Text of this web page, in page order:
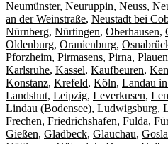
Neumünster, Neuruppin, Neuss,
an der Weinstraße, Neustadt bei
Nürnberg, Nürtingen, Oberhausen,
Oldenburg, Oranienburg,
Pforzheim, Pirmasens, Pirna, Plauen
Karlsruhe, Kassel, Kaufbeuren,
Konstanz, Krefeld, Köln, Landau
Landshut, Leipzig, Leverkusen,
Lindau (Bodensee), Ludwigsburg,
Frechen, Friedrichshafen, Fulda,
Gießen, Gladbeck, Glauchau,